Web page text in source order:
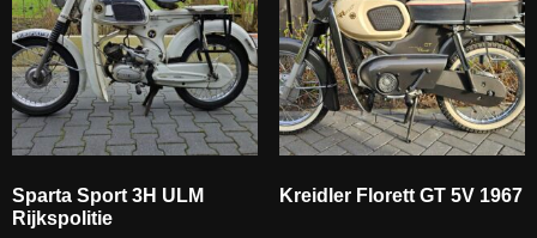
Sparta Sport 3H ULM
Rijkspolitie
Kreidler Florett GT 5V 1967